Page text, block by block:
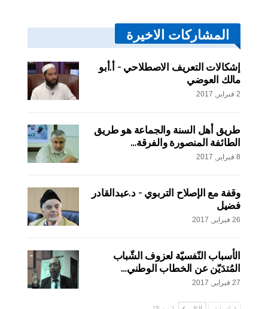
المشاركات الاخيرة
إشكالات التعريف الاصطلاحي – أ.أبو
مالك العوضي
2 فبراير, 2017
طريق أهل السنة والجماعة هو طريق
الطائفة المنصورة والفرقة…
8 فبراير, 2017
وقفة مع الإصلاح التربوي – د.عبدالقادر
فضيل
26 فبراير, 2017
الأسباب النّفسيّة لعزوف الشّباب
المُتدَيّن عن الخطاب الوطني…
27 فبراير, 2017